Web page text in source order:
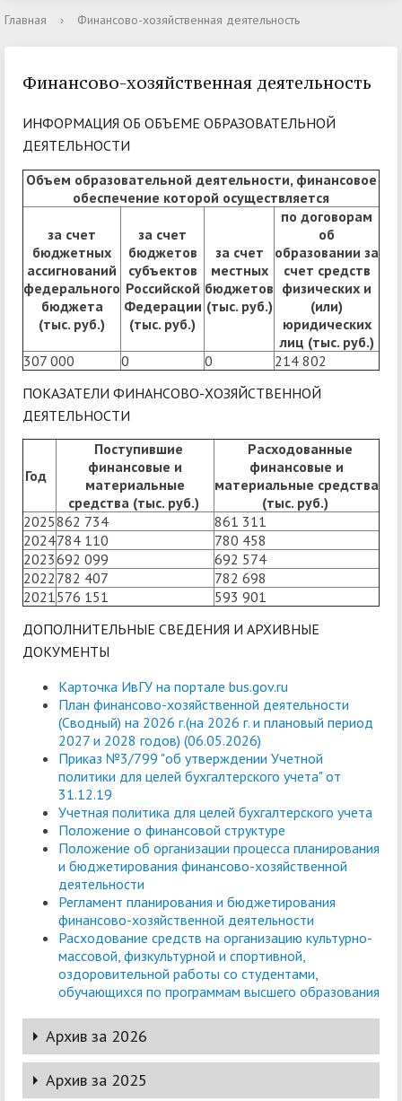
Главная › Финансово-хозяйственная деятельность
Финансово-хозяйственная деятельность
ИНФОРМАЦИЯ ОБ ОБЪЕМЕ ОБРАЗОВАТЕЛЬНОЙ
ДЕЯТЕЛЬНОСТИ
Объем образовательной деятельности, финансовое
обеспечение которой осуществляется
за счет
бюджетных
ассигнований
федерального
бюджета
(тыс. руб.)
за счет
бюджетов
субъектов
Российской
Федерации
(тыс. руб.)
за счет
местных
бюджетов
(тыс. руб.)
по договорам
об
образовании за
счет средств
физических и
(или)
юридических
лиц (тыс. руб.)
307 000
0 0
214 802
ПОКАЗАТЕЛИ ФИНАНСОВО-ХОЗЯЙСТВЕННОЙ
ДЕЯТЕЛЬНОСТИ
Год
Поступившие
финансовые и
материальные
средства (тыс. руб.)
Расходованные
финансовые и
материальные средства
(тыс. руб.)
2025862 734
861 311
2024784 110
780 458
2023692 099
692 574
2022 782 407
782 698
2021576 151
593 901
ДОПОЛНИТЕЛЬНЫЕ СВЕДЕНИЯ И АРХИВНЫЕ
ДОКУМЕНТЫ
Карточка ИвГУ на портале bus.gov.ru
План финансово-хозяйственной деятельности
(Сводный) на 2026 г.(на 2026 г. и плановый период
2027 и 2028 годов) (06.05.2026)
Приказ №3/799 "об утверждении Учетной
политики для целей бухгалтерского учета" от
31.12.19
Учетная политика для целей бухгалтерского учета
Положение о финансовой структуре
Положение об организации процесса планирования
и бюджетирования финансово-хозяйственной
деятельности
Регламент планирования и бюджетирования
финансово-хозяйственной деятельности
Расходование средств на организацию культурно-
массовой, физкультурной и спортивной,
оздоровительной работы со студентами,
обучающихся по программам высшего образования​​​​​​​
Архив за 2026
План финансово-хозяйственной деятельности (Сводный)
Архив за 2025